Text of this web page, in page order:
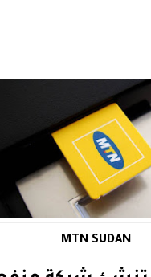
MTN SUDAN